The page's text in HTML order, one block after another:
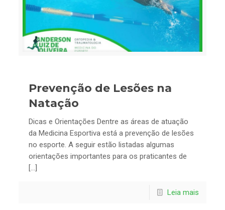
Prevenção de Lesões na
Natação
Dicas e Orientações Dentre as áreas de atuação
da Medicina Esportiva está a prevenção de lesões
no esporte. A seguir estão listadas algumas
orientações importantes para os praticantes de
[…]
Leia mais